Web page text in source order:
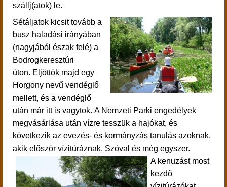
szállj(atok) le.
Sétáljatok kicsit tovább a
busz haladási irányában
(nagyjából észak felé) a
Bodrogkeresztúri
úton. Eljöttök majd egy
Horgony nevű vendéglő
mellett, és a vendéglő
után már itt is vagytok. A Nemzeti Parki engedélyek
megvásárlása után vízre tesszük a hajókat, és
következik az evezés- és kormányzás tanulás azoknak,
akik először vízitúráznak. Szóval és még egyszer.
A kenuzást most
kezdő